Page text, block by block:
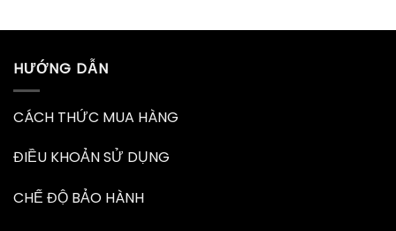
HƯỚNG DẪN
CÁCH THỨC MUA HÀNG
ĐIỀU KHOẢN SỬ DỤNG
CHẾ ĐỘ BẢO HÀNH